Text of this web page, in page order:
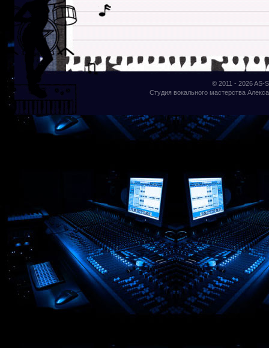
© 2011 - 2026AS-
Студия вокального мастерства